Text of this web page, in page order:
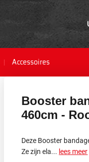
Accessoires
Booster
460cm -
Deze Booster
Ze zijn ela... lees meer